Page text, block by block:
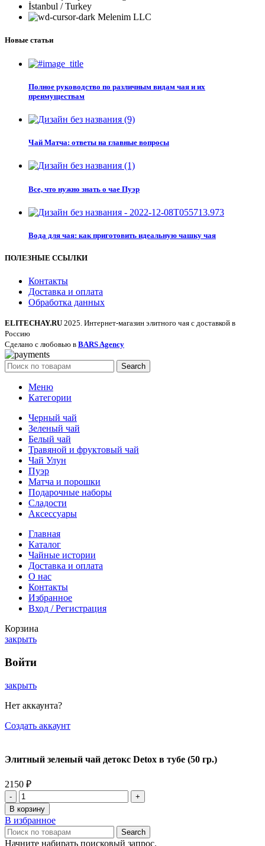
İstanbul / Turkey
Melenim LLC
Новые статьи
Полное руководство по различным видам чая и их
преимуществам
Чай Матча: ответы на главные вопросы
Все, что нужно знать о чае Пуэр
Вода для чая: как приготовить идеальную чашку чая
ПОЛЕЗНЫЕ ССЫЛКИ
Контакты
Доставка и оплата
Обработка данных
ELITECHAY.RU 2025. Интернет-магазин элитного чая с доставкой в
Россию
Сделано с любовью в BARS Agency
Search
Меню
Категории
Черный чай
Зеленый чай
Белый чай
Травяной и фруктовый чай
Чай Улун
Пуэр
Матча и порошки
Подарочные наборы
Сладости
Аксессуары
Главная
Каталог
Чайные истории
Доставка и оплата
О нас
Контакты
Избранное
Вход / Регистрация
Корзина
закрыть
Войти
закрыть
Нет аккаунта?
Создать аккаунт
Элитный зеленый чай детокс Detox в тубе (50 гр.)
2150 ₽
Количество
товара
Элитный
зеленый
чай
В корзину
В избранное
Search
Начните набирать поисковый запрос.